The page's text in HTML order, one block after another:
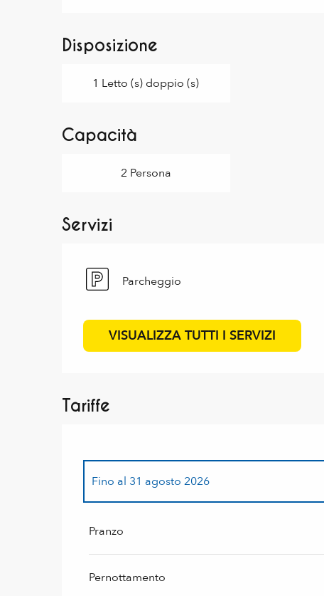
Disposizione
1 Letto (s) doppio (s)
Capacità
2 Persona
Servizi
Parcheggio
VISUALIZZA TUTTI I SERVIZI
Tariffe
Fino al 31 agosto 2026
Pranzo
Pernottamento